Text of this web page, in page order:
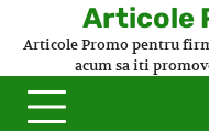
Articole
Articole Promo pentru
acum sa iti